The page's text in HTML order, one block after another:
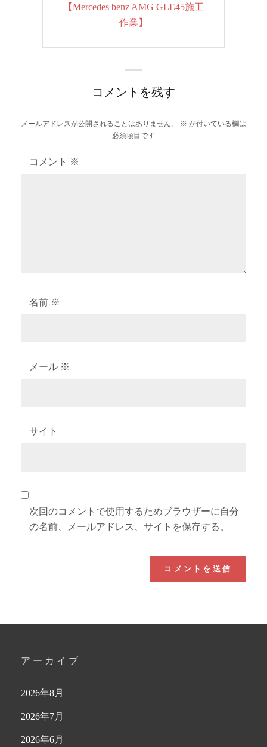
ョ
Next
【Mercedes benz AMG GLE45施工
作業】
コメントを残す
メールアドレスが公開されることはありません。 ※ が付いている欄は
必須項目です
コメント ※
名前 ※
メール ※
サイト
次回のコメントで使用するためブラウザーに自分
の名前、メールアドレス、サイトを保存する。
アーカイブ
2026年8月
2026年7月
2026年6月